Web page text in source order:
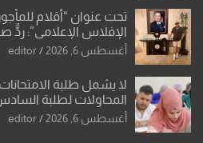
تحت عنوان “أقلام
الإفلاس الإعلامي”: ردٌّ
الشكرجي
أغسطس 6, 2026 editor
لا يشمل طلبة الامتحانات
المحاولات لطلبة
أو مادتين
أغسطس 6, 2026 editor